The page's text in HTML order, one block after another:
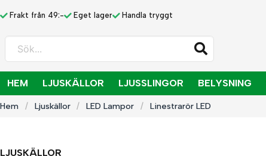
Frakt från 49:- Eget lager Handla tryggt
Sök...
HEM LJUSKÄLLOR LJUSSLINGOR BELYSNING
Hem Ljuskällor LED Lampor Linestrarör LED
LJUSKÄLLOR